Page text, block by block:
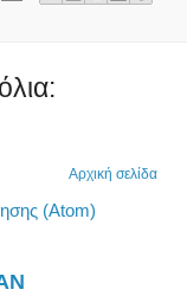
Αρχική σελίδα
(Atom)